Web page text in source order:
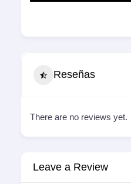
Reseñas
There are no reviews yet.
Leave a Review